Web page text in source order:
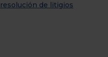
resolución de litigios